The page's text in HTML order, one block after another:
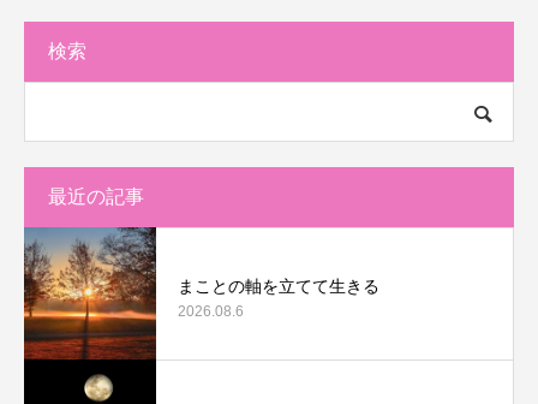
検索
最近の記事
まことの軸を立てて生きる
2026.08.6